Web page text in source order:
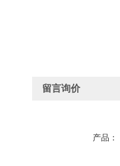
留言询价
产品：